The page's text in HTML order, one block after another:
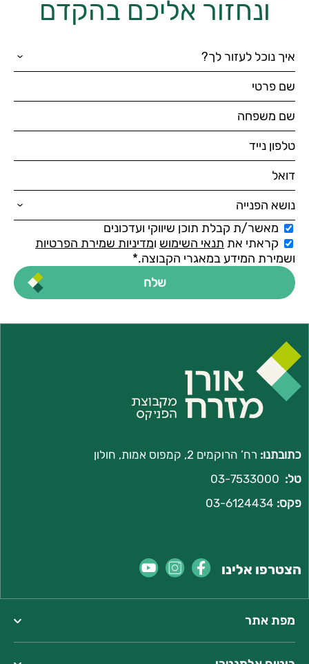
ונחזור אליכם בהקדם
מאשר/ת קבלת תוכן שיווקי ועדכונים
קראתי את תנאי השימוש ומדיניות שמירת הפרטיות
ושמירת המידע במאגרי הקבוצה.*
כתובתנו: רח’ הרוקמים 2, קמפוס אמות, חולון
טל: 03-7533000
פקס:
הצטרפו אלינו
מפת אתר